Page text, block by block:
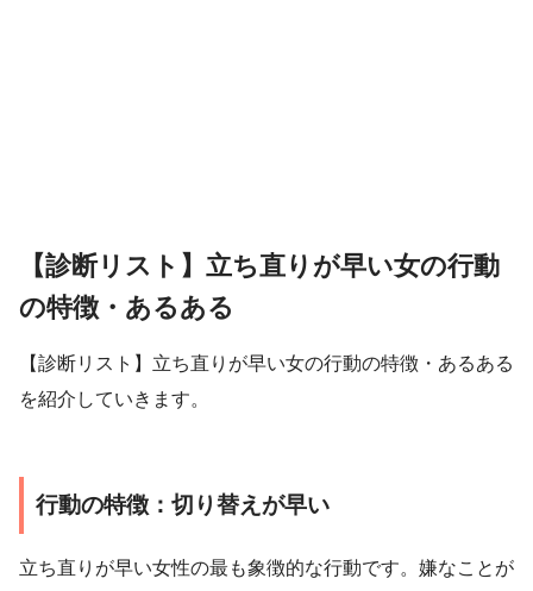
【診断リスト】立ち直りが早い女の行動
の特徴・あるある
【診断リスト】立ち直りが早い女の行動の特徴・あるある
を紹介していきます。
行動の特徴：切り替えが早い
立ち直りが早い女性の最も象徴的な行動です。嫌なことが